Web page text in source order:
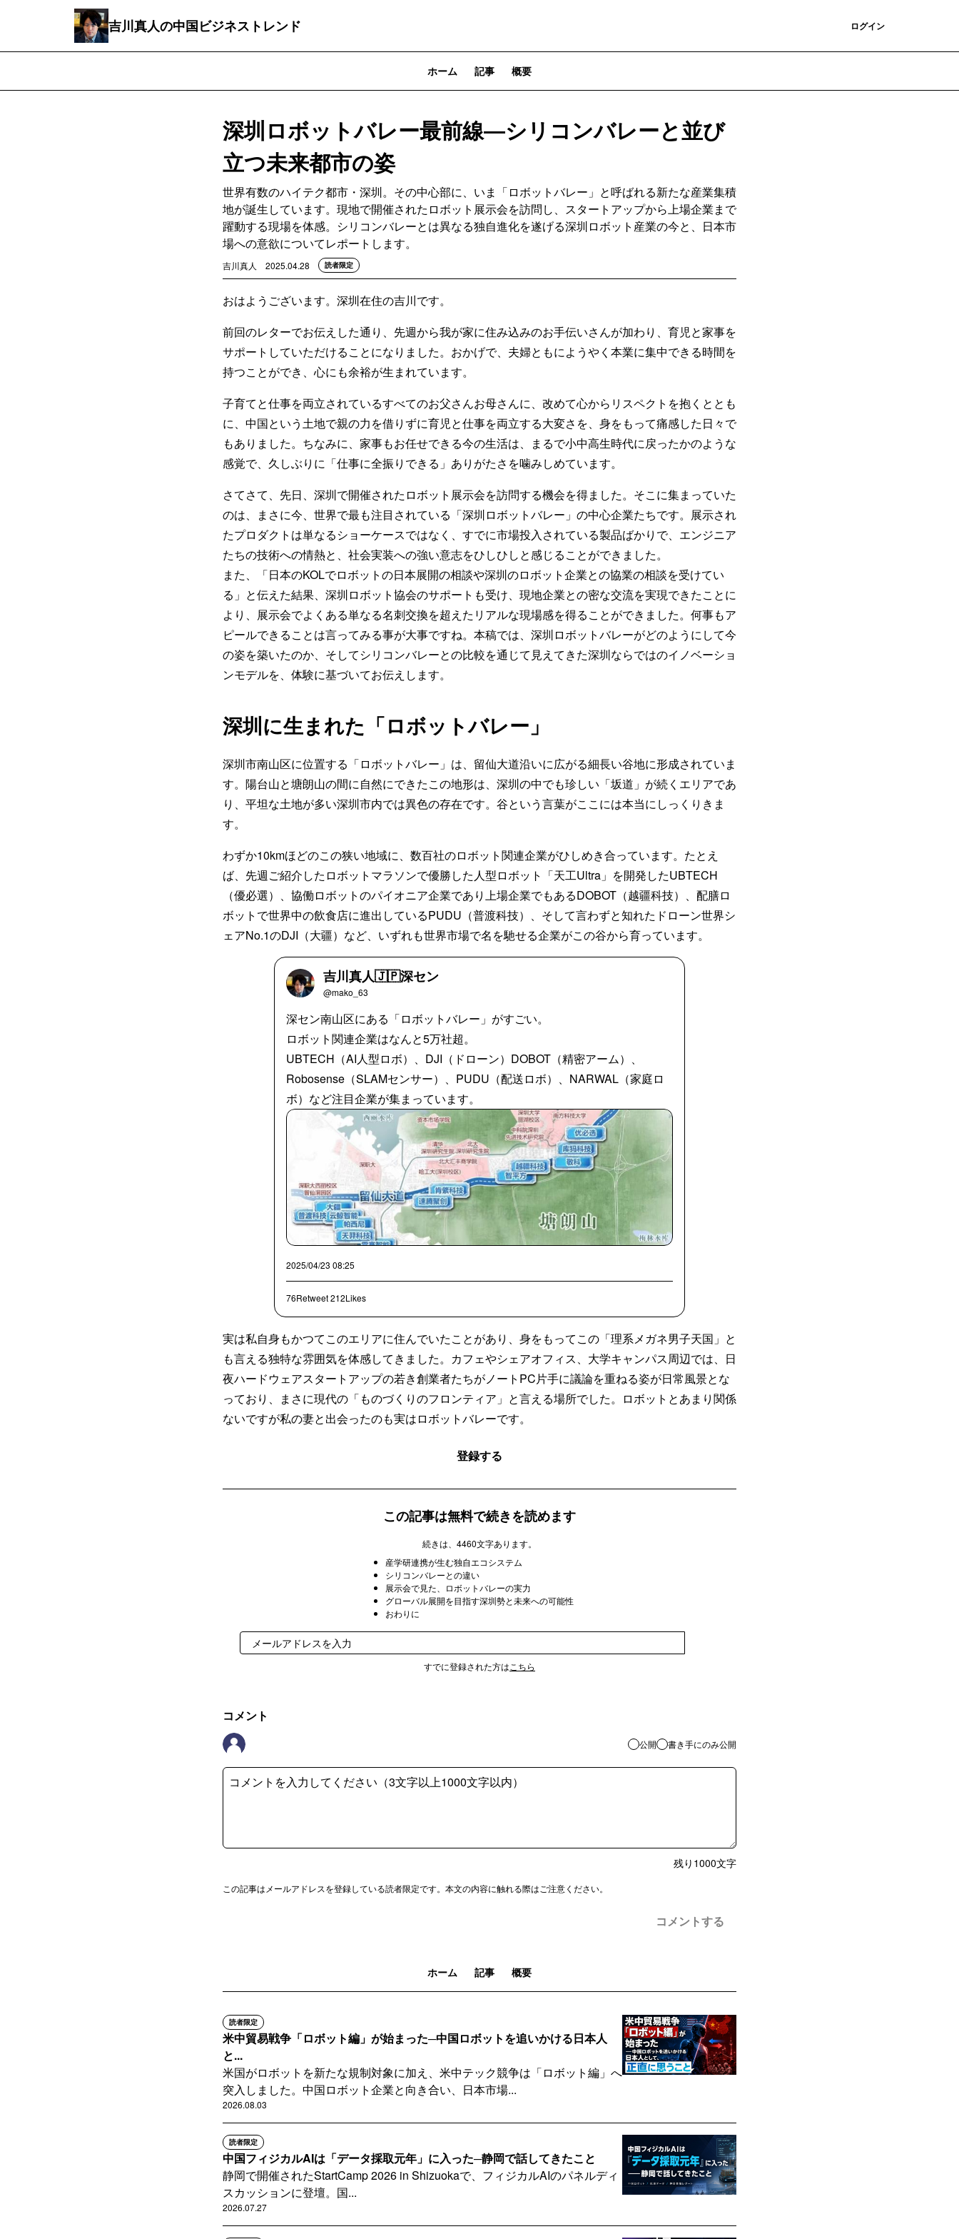
吉川真人の中国ビジネストレンド ログイン
ホーム 記事 概要
深圳ロボットバレー最前線―シリコンバレーと並び
立つ未来都市の姿
世界有数のハイテク都市・深圳。その中心部に、いま「ロボットバレー」と呼ばれる新たな産業集積
地が誕生しています。現地で開催されたロボット展示会を訪問し、スタートアップから上場企業まで
躍動する現場を体感。シリコンバレーとは異なる独自進化を遂げる深圳ロボット産業の今と、日本市
場への意欲についてレポートします。
吉川真人 2025.04.28 読者限定
おはようございます。深圳在住の吉川です。
前回のレターでお伝えした通り、先週から我が家に住み込みのお手伝いさんが加わり、育児と家事を
サポートしていただけることになりました。おかげで、夫婦ともにようやく本業に集中できる時間を
持つことができ、心にも余裕が生まれています。
子育てと仕事を両立されているすべてのお父さんお母さんに、改めて心からリスペクトを抱くととも
に、中国という土地で親の力を借りずに育児と仕事を両立する大変さを、身をもって痛感した日々で
もありました。ちなみに、家事もお任せできる今の生活は、まるで小中高生時代に戻ったかのような
感覚で、久しぶりに「仕事に全振りできる」ありがたさを噛みしめています。
さてさて、先日、深圳で開催されたロボット展示会を訪問する機会を得ました。そこに集まっていた
のは、まさに今、世界で最も注目されている「深圳ロボットバレー」の中心企業たちです。展示され
たプロダクトは単なるショーケースではなく、すでに市場投入されている製品ばかりで、エンジニア
たちの技術への情熱と、社会実装への強い意志をひしひしと感じることができました。
また、「日本のKOLでロボットの日本展開の相談や深圳のロボット企業との協業の相談を受けてい
る」と伝えた結果、深圳ロボット協会のサポートも受け、現地企業との密な交流を実現できたことに
より、展示会でよくある単なる名刺交換を超えたリアルな現場感を得ることができました。何事もア
ピールできることは言ってみる事が大事ですね。本稿では、深圳ロボットバレーがどのようにして今
の姿を築いたのか、そしてシリコンバレーとの比較を通じて見えてきた深圳ならではのイノベーショ
ンモデルを、体験に基づいてお伝えします。
深圳に生まれた「ロボットバレー」
深圳市南山区に位置する「ロボットバレー」は、留仙大道沿いに広がる細長い谷地に形成されていま
す。陽台山と塘朗山の間に自然にできたこの地形は、深圳の中でも珍しい「坂道」が続くエリアであ
り、平坦な土地が多い深圳市内では異色の存在です。谷という言葉がここには本当にしっくりきま
す。
わずか10kmほどのこの狭い地域に、数百社のロボット関連企業がひしめき合っています。たとえ
ば、先週ご紹介したロボットマラソンで優勝した人型ロボット「天工Ultra」を開発したUBTECH
（優必選）、協働ロボットのパイオニア企業であり上場企業でもあるDOBOT（越疆科技）、配膳ロ
ボットで世界中の飲食店に進出しているPUDU（普渡科技）、そして言わずと知れたドローン世界シ
ェアNo.1のDJI（大疆）など、いずれも世界市場で名を馳せる企業がこの谷から育っています。
吉川真人🇯🇵深セン
@mako_63
深セン南山区にある「ロボットバレー」がすごい。
ロボット関連企業はなんと5万社超。
UBTECH（AI人型ロボ）、DJI（ドローン）DOBOT（精密アーム）、
Robosense（SLAMセンサー）、PUDU（配送ロボ）、NARWAL（家庭ロ
ボ）など注目企業が集まっています。
2025/04/23 08:25
76Retweet212Likes
実は私自身もかつてこのエリアに住んでいたことがあり、身をもってこの「理系メガネ男子天国」と
も言える独特な雰囲気を体感してきました。カフェやシェアオフィス、大学キャンパス周辺では、日
夜ハードウェアスタートアップの若き創業者たちがノートPC片手に議論を重ねる姿が日常風景とな
っており、まさに現代の「ものづくりのフロンティア」と言える場所でした。ロボットとあまり関係
ないですが私の妻と出会ったのも実はロボットバレーです。
登録する
この記事は無料で続きを読めます
続きは、4460文字あります。
産学研連携が生む独自エコシステム
シリコンバレーとの違い
展示会で見た、ロボットバレーの実力
グローバル展開を目指す深圳勢と未来への可能性
おわりに
すでに登録された方は こちら
コメント
公開 書き手にのみ公開
残り 1000文字
この記事はメールアドレスを登録している読者限定です。本文の内容に触れる際はご注意ください。
コメントする
ホーム 記事 概要
読者限定
米中貿易戦争「ロボット編」が始まった─中国ロボットを追いかける日本人
と...
米国がロボットを新たな規制対象に加え、米中テック競争は「ロボット編」へ
突入しました。中国ロボット企業と向き合い、日本市場...
2026.08.03
読者限定
中国フィジカルAIは「データ採取元年」に入った─静岡で話してきたこと
静岡で開催されたStartCamp 2026 in Shizuokaで、フィジカルAIのパネルディ
スカッションに登壇。国...
2026.07.27